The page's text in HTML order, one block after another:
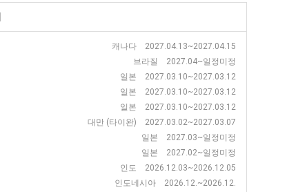
캐나다 2027.04.13~2027.04.15
브라질 2027.04~일정미정
일본 2027.03.10~2027.03.12
일본 2027.03.10~2027.03.12
일본 2027.03.10~2027.03.12
대만 (타이완) 2027.03.02~2027.03.07
일본 2027.03~일정미정
일본 2027.02~일정미정
인도 2026.12.03~2026.12.05
인도네시아 2026.12.~2026.12.